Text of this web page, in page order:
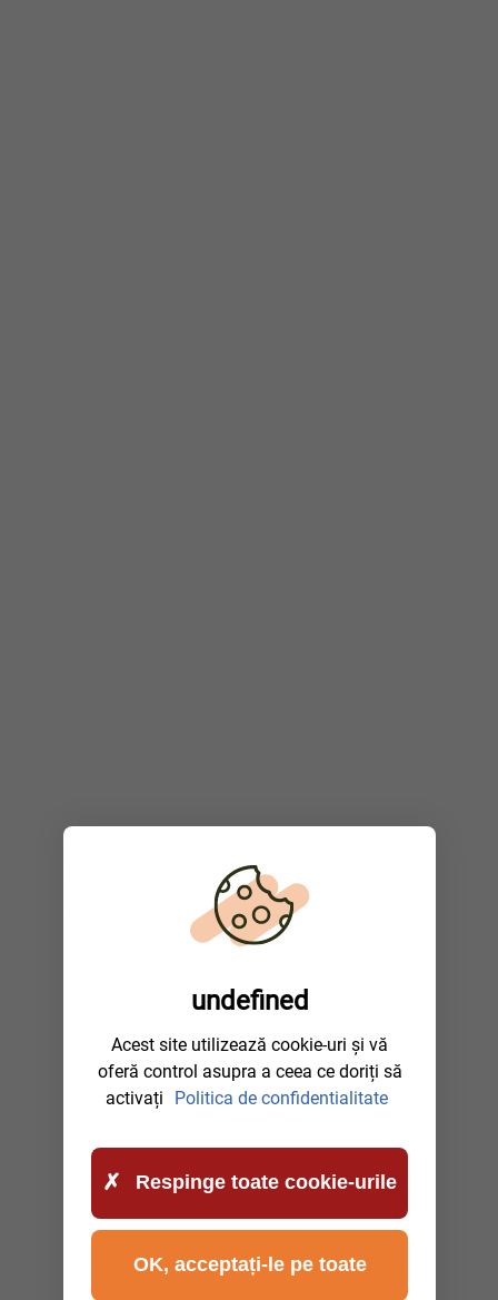
undefined
Acest site utilizează cookie-uri și vă
oferă control asupra a ceea ce doriți să
activați
Politica de confidentialitate
Respinge toate cookie-urile
OK, acceptați-le pe toate